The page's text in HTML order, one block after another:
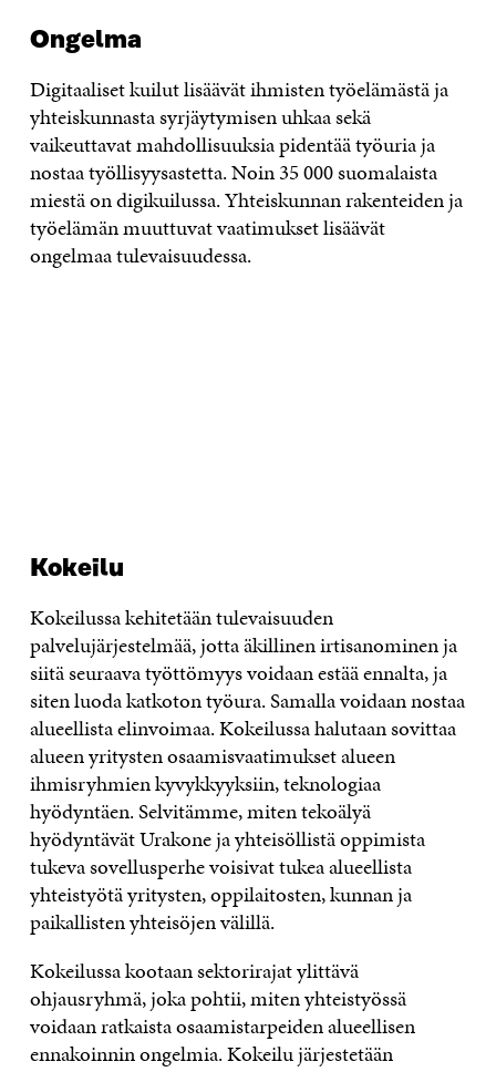
Ongelma
Digitaaliset kuilut lisäävät ihmisten työelämästä ja
yhteiskunnasta syrjäytymisen uhkaa sekä
vaikeuttavat mahdollisuuksia pidentää työuria ja
nostaa työllisyysastetta. Noin 35 000 suomalaista
miestä on digikuilussa. Yhteiskunnan rakenteiden ja
työelämän muuttuvat vaatimukset lisäävät
ongelmaa tulevaisuudessa.
Kokeilu
Kokeilussa kehitetään tulevaisuuden
palvelujärjestelmää, jotta äkillinen irtisanominen ja
siitä seuraava työttömyys voidaan estää ennalta, ja
siten luoda katkoton työura. Samalla voidaan nostaa
alueellista elinvoimaa. Kokeilussa halutaan sovittaa
alueen yritysten osaamisvaatimukset alueen
ihmisryhmien kyvykkyyksiin, teknologiaa
hyödyntäen. Selvitämme, miten tekoälyä
hyödyntävät Urakone ja yhteisöllistä oppimista
tukeva sovellusperhe voisivat tukea alueellista
yhteistyötä yritysten, oppilaitosten, kunnan ja
paikallisten yhteisöjen välillä.
Kokeilussa kootaan sektorirajat ylittävä
ohjausryhmä, joka pohtii, miten yhteistyössä
voidaan ratkaista osaamistarpeiden alueellisen
ennakoinnin ongelmia. Kokeilu järjestetään